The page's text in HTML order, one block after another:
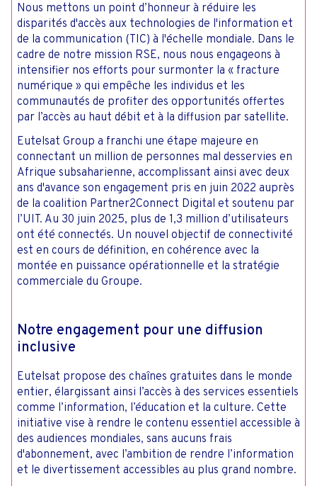
Nous mettons un point d’honneur à réduire les
disparités d'accès aux technologies de l'information et
de la communication (TIC) à l'échelle mondiale. Dans le
cadre de notre mission RSE, nous nous engageons à
intensifier nos efforts pour surmonter la « fracture
numérique » qui empêche les individus et les
communautés de profiter des opportunités offertes
par l’accès au haut débit et à la diffusion par satellite.
Eutelsat Group a franchi une étape majeure en
connectant un million de personnes mal desservies en
Afrique subsaharienne, accomplissant ainsi avec deux
ans d'avance son engagement pris en juin 2022 auprès
de la coalition Partner2Connect Digital et soutenu par
l’UIT. Au 30 juin 2025, plus de 1,3 million d’utilisateurs
ont été connectés. Un nouvel objectif de connectivité
est en cours de définition, en cohérence avec la
montée en puissance opérationnelle et la stratégie
commerciale du Groupe.
Notre engagement pour une diffusion
inclusive
Eutelsat propose des chaînes gratuites dans le monde
entier, élargissant ainsi l’accès à des services essentiels
comme l’information, l’éducation et la culture. Cette
initiative vise à rendre le contenu essentiel accessible à
des audiences mondiales, sans aucuns frais
d'abonnement, avec l’ambition de rendre l’information
et le divertissement accessibles au plus grand nombre.